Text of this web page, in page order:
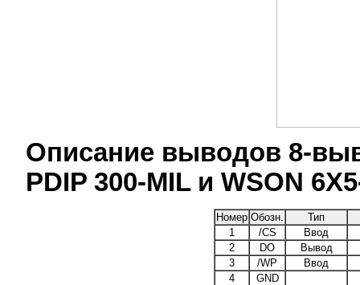
Описание выводов 8-
PDIP 300-MIL и WSON
Номер Обозн.
Тип
1
/CS
Ввод
2
DO
Вывод
3
/WP
Ввод
4
GND